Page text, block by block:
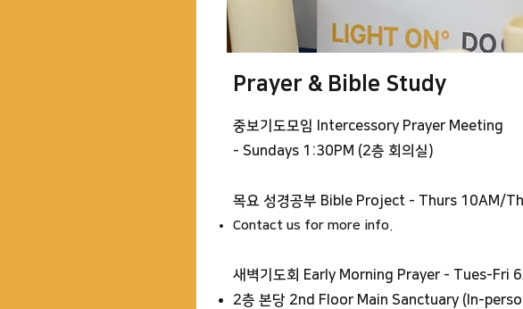
Prayer & Bible Study
중보기도모임 Intercessory Prayer Meeting
- Sundays 1:30PM (2층 회의실)
​목요 성경공부 Bible Project - Thurs 10AM/
Contact us for more info.​
새벽기도회 Early Morning Prayer - Tues-Fri
2층 본당 2nd Floor Main Sanctuary (In-